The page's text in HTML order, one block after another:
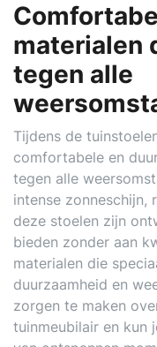
materialen
tegen alle
Tijdens de
comfortabele en
tegen alle
intense zonneschijn,
deze stoelen zijn
bieden zonder aan
materialen die
duurzaamheid en
zorgen te maken
tuinmeubilair en kun